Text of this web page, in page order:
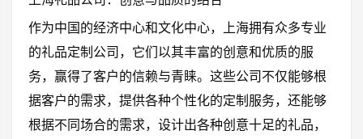
作为中国的经济中心和文化中心，上海拥有众多专业
的礼品定制公司，它们以其丰富的创意和优质的服
务，赢得了客户的信赖与青睐。这些公司不仅能够根
据客户的需求，提供各种个性化的定制服务，还能够
根据不同场合的需求，设计出各种创意十足的礼品，